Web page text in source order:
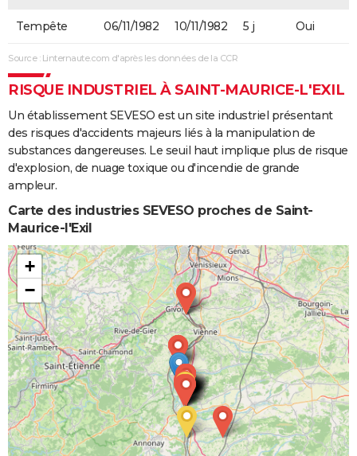
Tempête 06/11/1982 10/11/1982 5 j Oui
Source : Linternaute.com d'après les données de la CCR
RISQUE INDUSTRIEL À SAINT-MAURICE-L'EXIL
Un établissement SEVESO est un site industriel présentant
des risques d'accidents majeurs liés à la manipulation de
substances dangereuses. Le seuil haut implique plus de risque
d'explosion, de nuage toxique ou d'incendie de grande
ampleur.
Carte des industries SEVESO proches de Saint-
Maurice-l'Exil
+
−